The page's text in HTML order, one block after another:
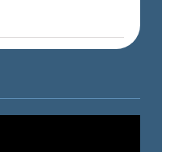
आगो निभाउनेहरू ||
|| THE REPORTER